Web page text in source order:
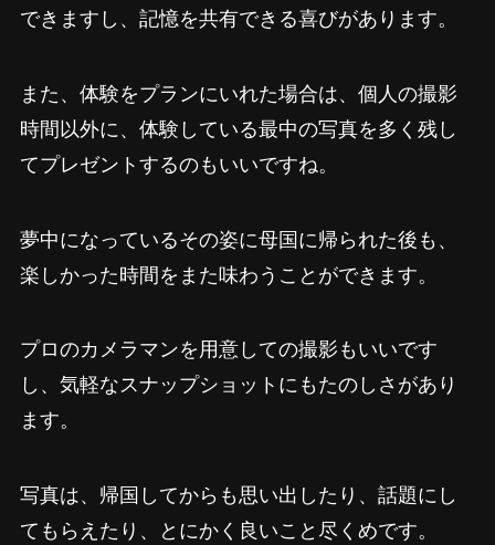
できますし、記憶を共有できる喜びがあります。
また、体験をプランにいれた場合は、個人の撮影
時間以外に、体験している最中の写真を多く残し
てプレゼントするのもいいですね。
夢中になっているその姿に母国に帰られた後も、
楽しかった時間をまた味わうことができます。
プロのカメラマンを用意しての撮影もいいです
し、気軽なスナップショットにもたのしさがあり
ます。
写真は、帰国してからも思い出したり、話題にし
てもらえたり、とにかく良いこと尽くめです。